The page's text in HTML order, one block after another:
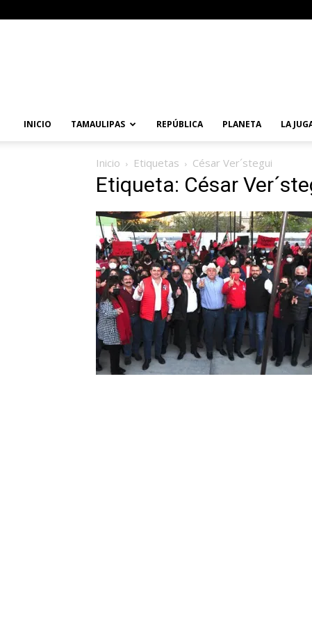
INICIO TAMAULIPAS REPÚBLICA PLANETA LA
Inicio Etiquetas César Ver´stegui
Etiqueta: César